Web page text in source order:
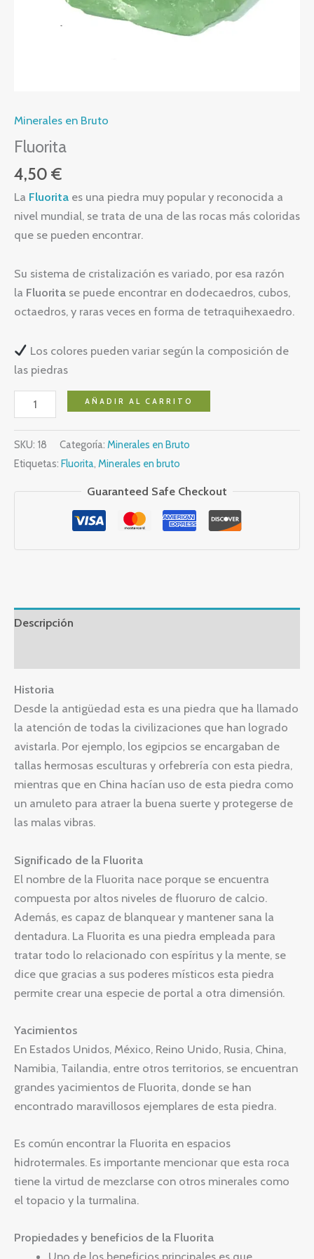
Minerales en Bruto
Fluorita
4,50 €
La Fluorita es una piedra muy popular y reconocida a
nivel mundial, se trata de una de las rocas más coloridas
que se pueden encontrar.
Su sistema de cristalización es variado, por esa razón
la Fluorita se puede encontrar en dodecaedros, cubos,
octaedros, y raras veces en forma de tetraquihexaedro.
Los colores pueden variar según la composición de
las piedras
Fluorita
cantidad
AÑADIR AL CARRITO
SKU: 18 Categoría: Minerales en Bruto
Etiquetas: Fluorita, Minerales en bruto
Guaranteed Safe Checkout
Descripción
Historia
Desde la antigüedad esta es una piedra que ha llamado
la atención de todas la civilizaciones que han logrado
avistarla. Por ejemplo, los egipcios se encargaban de
tallas hermosas esculturas y orfebrería con esta piedra,
mientras que en China hacían uso de esta piedra como
un amuleto para atraer la buena suerte y protegerse de
las malas vibras.
Significado de la Fluorita
El nombre de la Fluorita nace porque se encuentra
compuesta por altos niveles de fluoruro de calcio.
Además, es capaz de blanquear y mantener sana la
dentadura. La Fluorita es una piedra empleada para
tratar todo lo relacionado con espíritus y la mente, se
dice que gracias a sus poderes místicos esta piedra
permite crear una especie de portal a otra dimensión.
Yacimientos
En Estados Unidos, México, Reino Unido, Rusia, China,
Namibia, Tailandia, entre otros territorios, se encuentran
grandes yacimientos de Fluorita, donde se han
encontrado maravillosos ejemplares de esta piedra.
Es común encontrar la Fluorita en espacios
hidrotermales. Es importante mencionar que esta roca
tiene la virtud de mezclarse con otros minerales como
el topacio y la turmalina.
Propiedades y beneficios de la Fluorita